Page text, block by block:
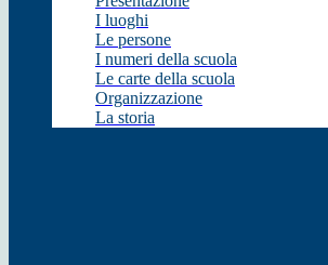
I luoghi
Le persone
I numeri della scuola
Le carte della scuola
Organizzazione
La storia